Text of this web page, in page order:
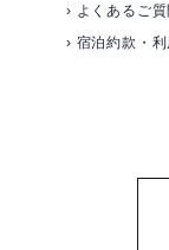
› よくあるご質
› 宿泊約款・